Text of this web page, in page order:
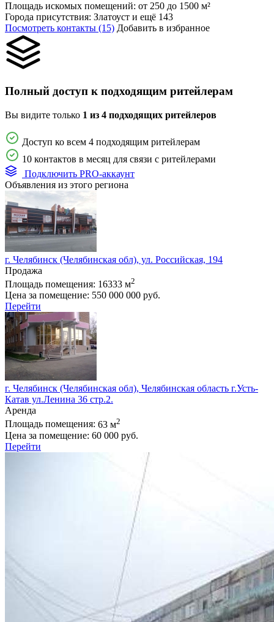
Площадь искомых помещений: от 250 до 1500 м²
Города присутствия: Златоуст и ещё 143
Посмотреть контакты (15) Добавить в избранное
Полный доступ к подходящим ритейлерам
Вы видите только 1 из 4 подходящих ритейлеров
Доступ ко всем 4 подходящим ритейлерам
10 контактов в месяц для связи с ритейлерами
Подключить PRO-аккаунт
Объявления из этого региона
г. Челябинск (Челябинская обл), ул. Российская, 194
Продажа
Площадь помещения: 16333 м2
Цена за помещение: 550 000 000 руб.
Перейти
г. Челябинск (Челябинская обл), Челябинская область г.Усть-
Катав ул.Ленина 36 стр.2.
Аренда
Площадь помещения: 63 м2
Цена за помещение: 60 000 руб.
Перейти